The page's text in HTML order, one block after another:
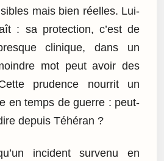
mais bien réelles. Lui-
: sa protection, c’est de
clinique, dans un
mot peut avoir des
prudence nourrit un
en temps de guerre : peut-
depuis Téhéran ?
incident survenu en